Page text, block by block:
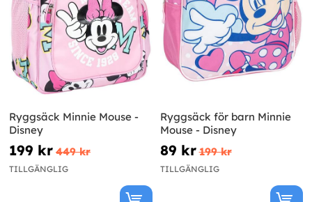
Ryggsäck Minnie Mouse -
Disney
199 kr 449 kr
TILLGÄNGLIG
Ryggsäck för barn Minnie
Mouse - Disney
89 kr 199 kr
TILLGÄNGLIG